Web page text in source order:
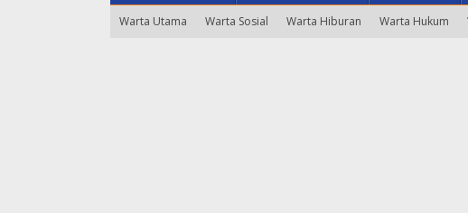
Warta Utama Warta Sosial Warta Hiburan Warta Hukum